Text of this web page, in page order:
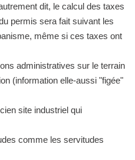
dit, le calcul des taxes
permis sera fait suivant les
même si ces taxes ont
administratives sur le terrain
(information elle-aussi "figée"
site industriel qui
comme les servitudes